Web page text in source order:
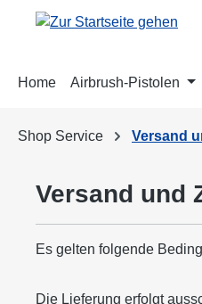
Hauptinhalt springen
Zur Suche springen
Zur Hauptnavigation
Home Airbrush-Pistolen
Shop Service Versand
Versand und
Es gelten folgende
Die Lieferung erfolgt